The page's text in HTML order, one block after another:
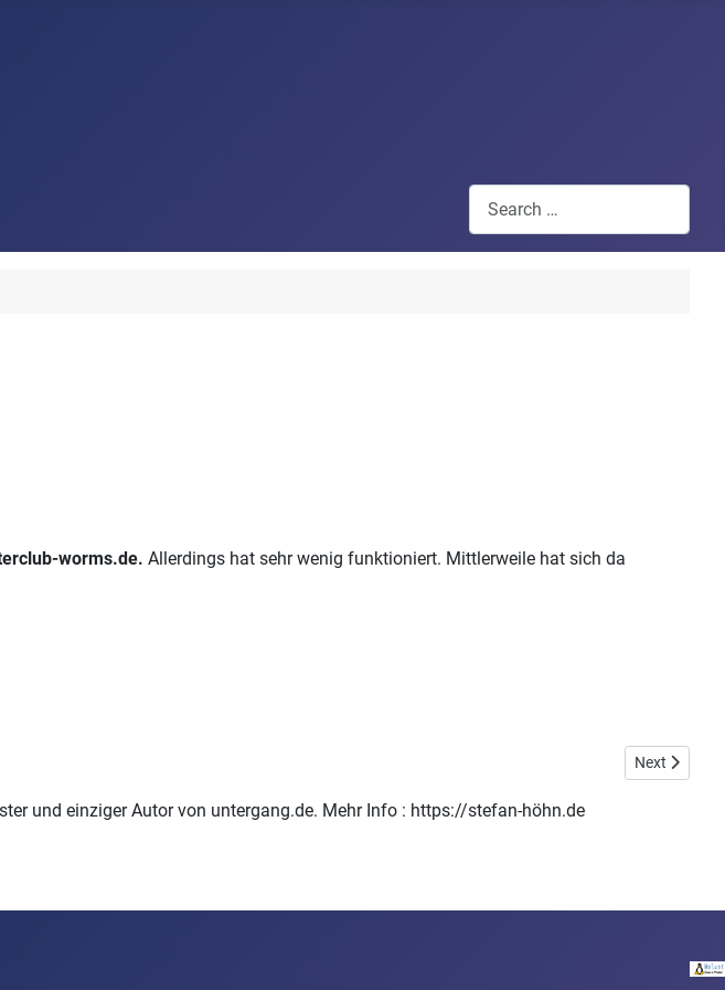
Search
worms.de. Allerdings hat sehr wenig funktioniert. Mittlerweile hat sich da
Next article:
Next
und einziger Autor von untergang.de. Mehr Info : https://stefan-höhn.de